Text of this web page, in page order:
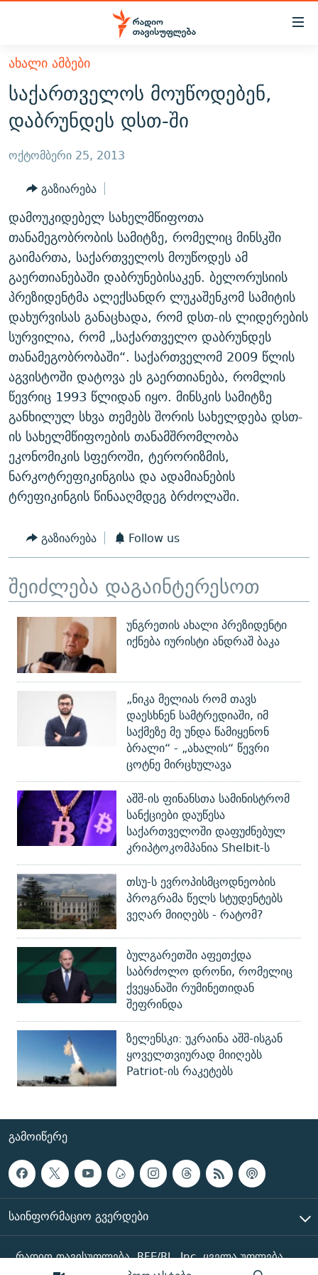
Accessibility
მთავარ
შინაარსზე
დაბრუნება
მთავარ
დაბრუნება
ძიებაზე
დაბრუნება
ᲐᲮᲐᲚᲘ ᲐᲛᲑᲔᲑᲘ
ᲗᲔᲛᲔᲑᲘ
ᲞᲝᲚᲘᲢᲘᲙᲐ
ᲔᲙᲝᲜᲝᲛᲘᲙᲐ
ᲡᲐᲖᲝᲒᲐᲓᲝᲔᲑᲐ
ᲡᲞᲝᲠᲢᲘ
ᲕᲘᲓᲔᲝ
ᲑᲚᲝᲒᲔᲑᲘ
ᲞᲝᲓᲙᲐᲡᲢᲔᲑᲘ
ᲜᲘᲙᲝᲡ ᲞᲝᲓᲙᲐᲡᲢᲘ
60 ᲓᲔᲪᲘᲑᲔᲚᲘ
ᲒᲐᲜᲙᲘᲗᲮᲕᲘᲡ ᲓᲦᲔ
ᲓᲘᲚᲘᲡ ᲡᲐᲣᲑᲠᲔᲑᲘ
ᲛᲝᲚᲐᲞᲐᲠᲐᲙᲔ ᲢᲔᲥᲡᲢᲔᲑᲘ
ᲨᲘᲜ - ᲣᲪᲮᲝᲔᲗᲨᲘ
ᲚᲘᲢᲔᲠᲐᲢᲣᲠᲣᲚᲘ ᲬᲐᲮᲜᲐᲒᲔᲑᲘ
ᲐᲛᲔᲠᲘᲙᲣᲚᲘ ᲛᲝᲗᲮᲠᲝᲑᲐ
ᲘᲛᲞᲔᲠᲘᲐ ᲓᲐ ᲠᲐᲓᲘᲝ
ᲗᲐᲕᲘᲡᲣᲤᲚᲔᲑᲘᲡ ᲛᲝᲜᲘᲢᲝᲠᲘ
ᲤᲔᲜᲝᲕᲐᲜᲘ - 2.10
ᲗᲥᲕᲔᲜᲘ ᲞᲣᲑᲚᲘᲙᲐᲪᲘᲔᲑᲘ
ᲞᲠᲝᲔᲥᲢᲔᲑᲘ
ᲣᲙᲠᲐᲘᲜᲐᲨᲘ ᲓᲐᲦᲣᲞᲣᲚᲘ ᲥᲐᲠᲗᲕᲔᲚᲘ ᲛᲔᲑᲠᲫᲝᲚᲔᲑᲘ - 2022
ᲓᲐᲛᲝᲣᲙᲘᲓᲔᲑᲚᲝᲑᲘᲡ 100 ᲬᲔᲚᲘ
ᲩᲔᲛᲘ ᲡᲘᲙᲕᲓᲘᲚᲘᲡ ᲛᲘᲖᲔᲖᲘᲐ COVID-19
11 ᲬᲔᲚᲘ - 11 ᲐᲛᲑᲐᲕᲘ
ᲡᲐᲞᲐᲠᲚᲐᲛᲔᲜᲢᲝ ᲐᲠᲩᲔᲕᲜᲔᲑᲘᲡ ᲘᲡᲢᲝᲠᲘᲐ
ᲑᲐᲕᲨᲕᲔᲑᲘ ᲞᲠᲝᲡᲢᲘᲢᲣᲪᲘᲐᲨᲘ - ᲐᲛᲝᲣᲗᲥᲛᲔᲚᲘ ᲐᲛᲑᲐᲕᲘ
5 ᲐᲛᲑᲐᲕᲘ - 20 ᲘᲕᲜᲘᲡᲡ ᲓᲐᲨᲐᲕᲔᲑᲣᲚᲔᲑᲘ
ᲐᲒᲕᲘᲡᲢᲝᲡ ᲝᲛᲘ
ПРИВЕТ ᲙᲣᲚᲢᲣᲠᲐ
ЭХО КАВКАЗА
ᲒᲐᲛᲝᲘᲬᲔᲠᲔ
რთე/რთ-ის ყველა საიტი
ᲐᲮᲐᲚᲘ ᲐᲛᲑᲔᲑᲘ
საქართველოს მოუწოდებენ,
დაბრუნდეს დსთ-ში
ოქტომბერი 25, 2013
გაზიარება
დამოუკიდებელ სახელმწიფოთა
თანამეგობრობის სამიტზე, რომელიც მინსკში
გაიმართა, საქართველოს მოუწოდეს ამ
გაერთიანებაში დაბრუნებისაკენ. ბელორუსიის
პრეზიდენტმა ალექსანდრ ლუკაშენკომ სამიტის
დახურვისას განაცხადა, რომ დსთ-ის ლიდერების
სურვილია, რომ „საქართველო დაბრუნდეს
თანამეგობრობაში“. საქართველომ 2009 წლის
აგვისტოში დატოვა ეს გაერთიანება, რომლის
წევრიც 1993 წლიდან იყო. მინსკის სამიტზე
განხილულ სხვა თემებს შორის სახელდება დსთ-
ის სახელმწიფოების თანამშრომლობა
ეკონომიკის სფეროში, ტერორიზმის,
ნარკოტრეფიკინგისა და ადამიანების
ტრეფიკინგის წინააღმდეგ ბრძოლაში.
გაზიარება Follow us
შეიძლება დაგაინტერესოთ
უნგრეთის ახალი პრეზიდენტი
იქნება იურისტი ანდრაშ ბაკა
„ნიკა მელიას რომ თავს
დაესხნენ სამტრედიაში, იმ
საქმეზე მე უნდა წამიყენონ
ბრალი“ - „ახალის“ წევრი
ცოტნე მირცხულავა
აშშ-ის ფინანსთა სამინისტრომ
სანქციები დაუწესა
საქართველოში დაფუძნებულ
კრიპტოკომპანია Shelbit-ს
თსუ-ს ევროპისმცოდნეობის
პროგრამა წელს სტუდენტებს
ვეღარ მიიღებს - რატომ?
ბულგარეთში აფეთქდა
საბრძოლო დრონი, რომელიც
ქვეყანაში რუმინეთიდან
შეფრინდა
ზელენსკი: უკრაინა აშშ-ისგან
ყოველთვიურად მიიღებს
Patriot-ის რაკეტებს
ᲒᲐᲛᲝᲘᲬᲔᲠᲔ
ᲡᲐᲘᲜᲤᲝᲠᲛᲐᲪᲘᲝ ᲒᲕᲔᲠᲓᲔᲑᲘ
რადიო თავისუფლება, RFE/RL, Inc. ყველა უფლება